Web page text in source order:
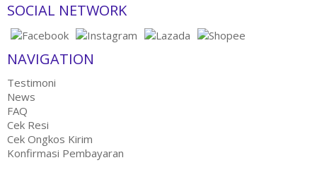
SOCIAL NETWORK
NAVIGATION
Testimoni
News
FAQ
Cek Resi
Cek Ongkos Kirim
Konfirmasi Pembayaran